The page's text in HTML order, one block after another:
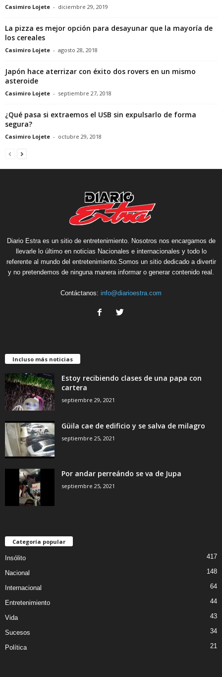
Casimiro Lojete - diciembre 29, 2019
La pizza es mejor opción para desayunar que la mayoría de
los cereales
Casimiro Lojete - agosto 28, 2018
Japón hace aterrizar con éxito dos rovers en un mismo
asteroide
Casimiro Lojete - septiembre 27, 2018
¿Qué pasa si extraemos el USB sin expulsarlo de forma
segura?
Casimiro Lojete - octubre 29, 2018
Diario Estra es un sitio de entretenimiento. Nosotros nos encargamos de
llevarle lo último en noticias Nacionales e internacionales y todo lo
referente al mundo del entretenimiento.Somos un sitio dedicado a divertir
y no pretendemos de ninguna manera informar o generar contenido real.
Contáctanos: info@diarioestra.com
Incluso más noticias
Estoy recibiendo clases de una papa con
cartera
septiembre 29, 2021
Güila cae de edificio y se salva de milagro
septiembre 25, 2021
Por andar perreándo se va de Jupa
septiembre 25, 2021
Categoría popular
Insólito 417
Nacional 148
Internacional 64
Entretenimiento 44
Vida 43
Sucesos 34
Política 21